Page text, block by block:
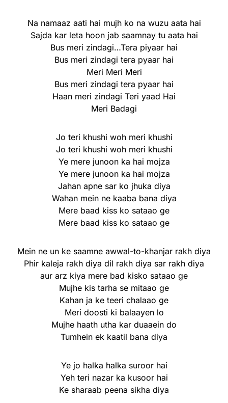
Na namaaz aati hai mujh ko na wuzu aata hai
Sajda kar leta hoon jab saamnay tu aata hai
Bus meri zindagi…Tera piyaar hai
Bus meri zindagi tera pyaar hai
Meri Meri Meri
Bus meri zindagi tera pyaar hai
Haan meri zindagi Teri yaad Hai
Meri Badagi
Jo teri khushi woh meri khushi
Jo teri khushi woh meri khushi
Ye mere junoon ka hai mojza
Ye mere junoon ka hai mojza
Jahan apne sar ko jhuka diya
Wahan mein ne kaaba bana diya
Mere baad kiss ko sataao ge
Mere baad kiss ko sataao ge
Mein ne un ke saamne awwal-to-khanjar rakh diya
Phir kaleja rakh diya dil rakh diya sar rakh diya
aur arz kiya mere bad kisko sataao ge
Mujhe kis tarha se mitaao ge
Kahan ja ke teeri chalaao ge
Meri doosti ki balaayen lo
Mujhe haath utha kar duaaein do
Tumhein ek kaatil bana diya
Ye jo halka halka suroor hai
Yeh teri nazar ka kusoor hai
Ke sharaab peena sikha diya